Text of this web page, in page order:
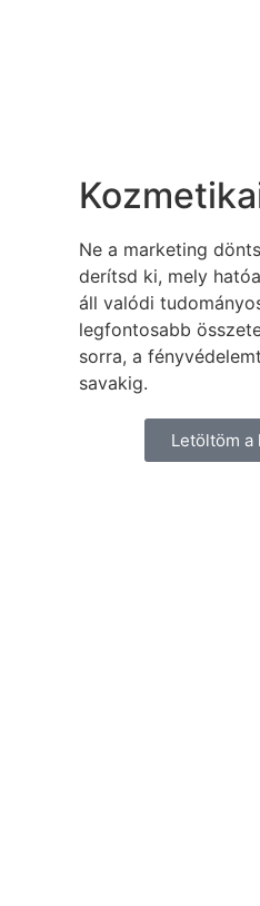
Ne a marketing
derítsd ki, mely
áll valódi
legfontosabb
sorra, a
savakig.
Letöltöm a